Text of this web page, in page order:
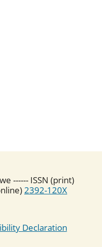
------ ISSN (print)
2392-120X
Declaration